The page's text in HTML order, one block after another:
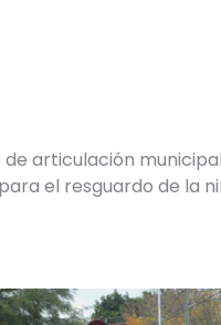
de articulación
el resguardo de la